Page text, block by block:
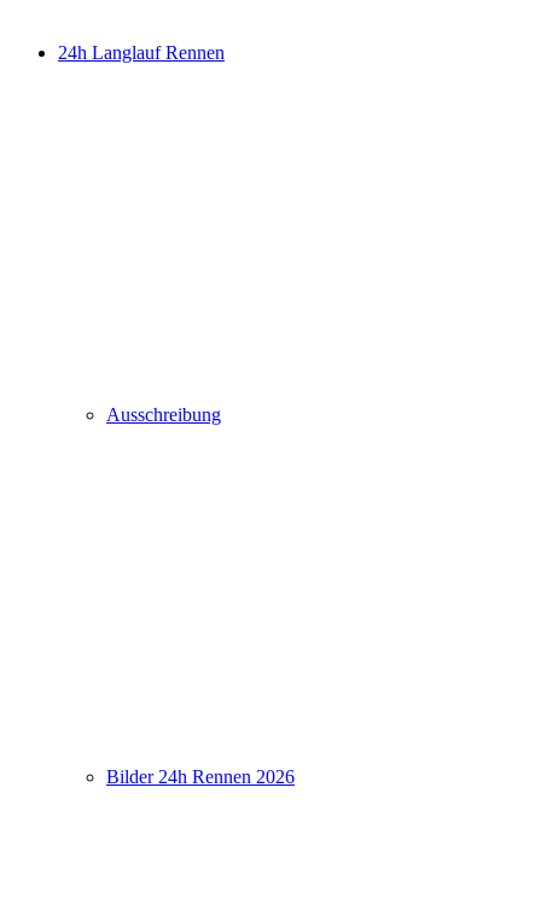
24h Langlauf Rennen
Ausschreibung
Bilder 24h Rennen 2026